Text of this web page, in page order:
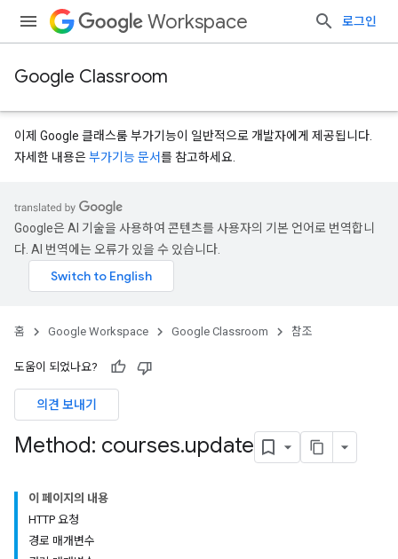
Workspace 로그인
Google Classroom
이제 Google 클래스룸 부가기능이 일반적으로 개발자에게 제공됩니다.
자세한 내용은부가기능 문서를 참고하세요.
Google은 AI 기술을 사용하여 콘텐츠를 사용자의 기본 언어로 번역합니
다. AI 번역에는 오류가 있을 수 있습니다.
홈 Google Workspace Google Classroom 참조
도움이 되었나요?
의견 보내기
Method: courses.update
이 페이지의 내용
HTTP 요청
경로 매개변수